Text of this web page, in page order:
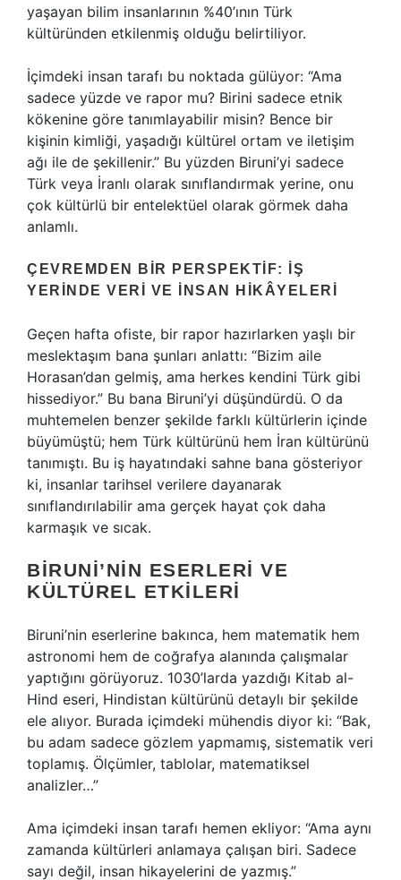
yaşayan bilim insanlarının %40’ının Türk
kültüründen etkilenmiş olduğu belirtiliyor.
İçimdeki insan tarafı bu noktada gülüyor: “Ama
sadece yüzde ve rapor mu? Birini sadece etnik
kökenine göre tanımlayabilir misin? Bence bir
kişinin kimliği, yaşadığı kültürel ortam ve iletişim
ağı ile de şekillenir.” Bu yüzden Biruni’yi sadece
Türk veya İranlı olarak sınıflandırmak yerine, onu
çok kültürlü bir entelektüel olarak görmek daha
anlamlı.
ÇEVREMDEN BIR PERSPEKTIF: İŞ
YERINDE VERI VE İNSAN HIKÂYELERI
Geçen hafta ofiste, bir rapor hazırlarken yaşlı bir
meslektaşım bana şunları anlattı: “Bizim aile
Horasan’dan gelmiş, ama herkes kendini Türk gibi
hissediyor.” Bu bana Biruni’yi düşündürdü. O da
muhtemelen benzer şekilde farklı kültürlerin içinde
büyümüştü; hem Türk kültürünü hem İran kültürünü
tanımıştı. Bu iş hayatındaki sahne bana gösteriyor
ki, insanlar tarihsel verilere dayanarak
sınıflandırılabilir ama gerçek hayat çok daha
karmaşık ve sıcak.
BIRUNI’NIN ESERLERI VE
KÜLTÜREL ETKILERI
Biruni’nin eserlerine bakınca, hem matematik hem
astronomi hem de coğrafya alanında çalışmalar
yaptığını görüyoruz. 1030’larda yazdığı Kitab al-
Hind eseri, Hindistan kültürünü detaylı bir şekilde
ele alıyor. Burada içimdeki mühendis diyor ki: “Bak,
bu adam sadece gözlem yapmamış, sistematik veri
toplamış. Ölçümler, tablolar, matematiksel
analizler…”
Ama içimdeki insan tarafı hemen ekliyor: “Ama aynı
zamanda kültürleri anlamaya çalışan biri. Sadece
sayı değil, insan hikayelerini de yazmış.”